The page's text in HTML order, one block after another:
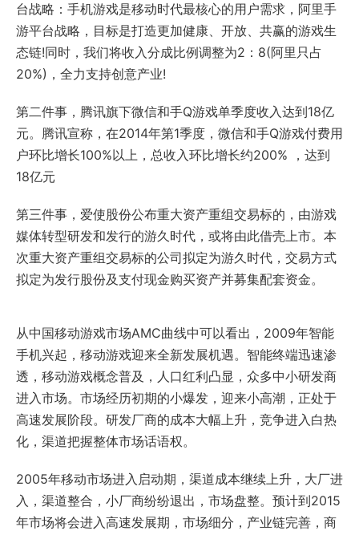
台战略：手机游戏是移动时代最核心的用户需求，阿里手
游平台战略，目标是打造更加健康、开放、共赢的游戏生
态链!同时，我们将收入分成比例调整为2：8(阿里只占
20%)，全力支持创意产业!
第二件事，腾讯旗下微信和手Q游戏单季度收入达到18亿
元。腾讯宣称，在2014年第1季度，微信和手Q游戏付费用
户环比增长100%以上，总收入环比增长约200% ，达到
18亿元
第三件事，爱使股份公布重大资产重组交易标的，由游戏
媒体转型研发和发行的游久时代，或将由此借壳上市。本
次重大资产重组交易标的公司拟定为游久时代，交易方式
拟定为发行股份及支付现金购买资产并募集配套资金。
从中国移动游戏市场AMC曲线中可以看出，2009年智能
手机兴起，移动游戏迎来全新发展机遇。智能终端迅速渗
透，移动游戏概念普及，人口红利凸显，众多中小研发商
进入市场。市场经历初期的小爆发，迎来小高潮，正处于
高速发展阶段。研发厂商的成本大幅上升，竞争进入白热
化，渠道把握整体市场话语权。
2005年移动市场进入启动期，渠道成本继续上升，大厂进
入，渠道整合，小厂商纷纷退出，市场盘整。预计到2015
年市场将会进入高速发展期，市场细分，产业链完善，商